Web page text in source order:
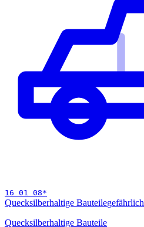
16 01 08*
Quecksilberhaltige Bauteilegefährlich
Quecksilberhaltige Bauteile